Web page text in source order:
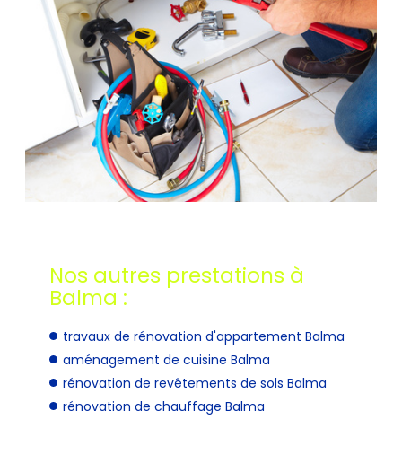
Nos autres prestations à
Balma :
travaux de rénovation d'appartement Balma
aménagement de cuisine Balma
rénovation de revêtements de sols Balma
rénovation de chauffage Balma